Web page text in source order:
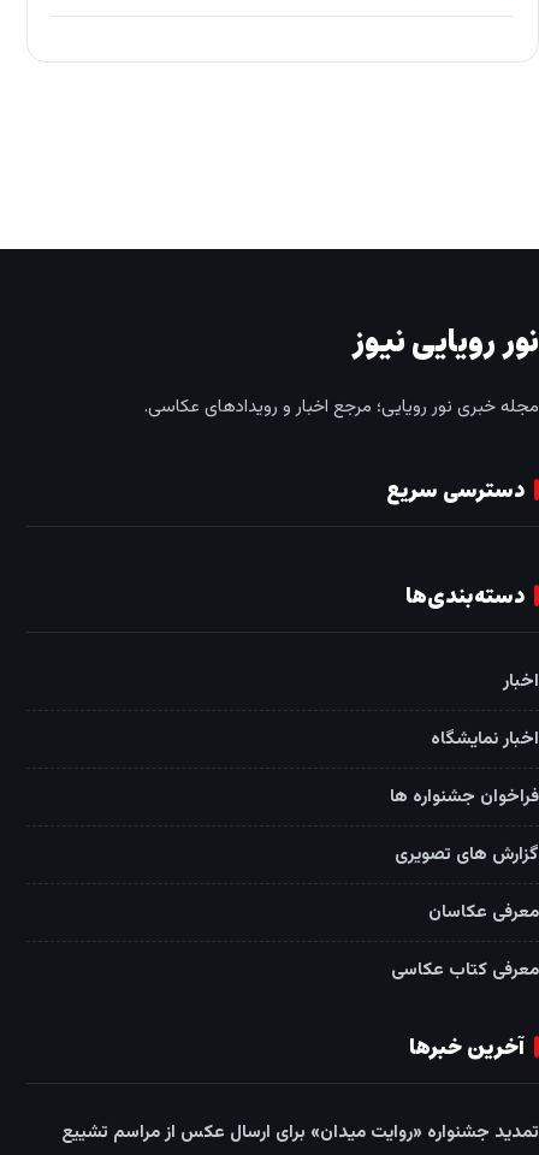
نور رویایی نیوز
مجله خبری نور رویایی؛ مرجع اخبار و رویدادهای عکاسی.
دسترسی سریع
دسته‌بندی‌ها
اخبار
اخبار نمایشگاه
فراخوان جشنواره ها
گزارش های تصویری
معرفی عکاسان
معرفی کتاب عکاسی
آخرین خبرها
تمدید جشنواره «روایت میدان» برای ارسال عکس از مراسم تشییع